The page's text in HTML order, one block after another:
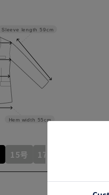
Hem width 55cm
Sleeve length 59cm
15号 17号